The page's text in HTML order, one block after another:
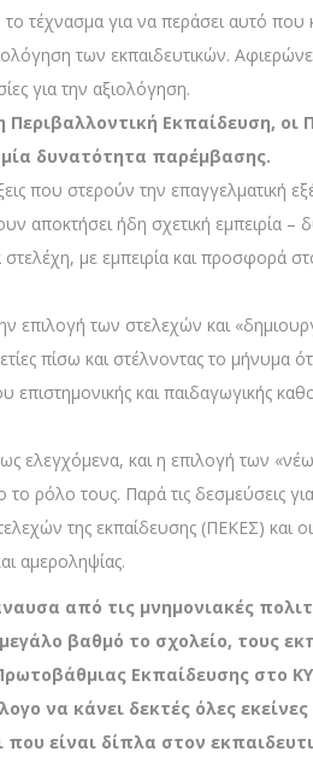
τέχνασμα για να περάσει αυτό
των εκπαιδευτικών.
για την αξιολόγηση.
Εκπαίδευση,
δυνατότητα παρέμβασης.
που στερούν την επαγγελματική
αποκτήσει ήδη σχετική εμπειρία
με εμπειρία και προσφορά
επιλογή των στελεχών και
πίσω και στέλνοντας το μήνυμα
επιστημονικής και παιδαγωγικής
ελεγχόμενα, και η επιλογή των
ρόλο τους. Παρά τις δεσμεύσεις
της εκπαίδευσης (ΠΕΚΕΣ) και
αμεροληψίας.
από τις μνημονιακές
βαθμό το σχολείο, τους
Εκπαίδευσης στο
να κάνει δεκτές όλες
είναι δίπλα στον